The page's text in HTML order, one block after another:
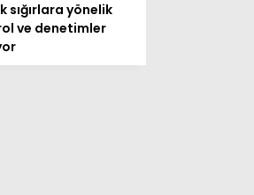
sığırlara yönelik
ve denetimler